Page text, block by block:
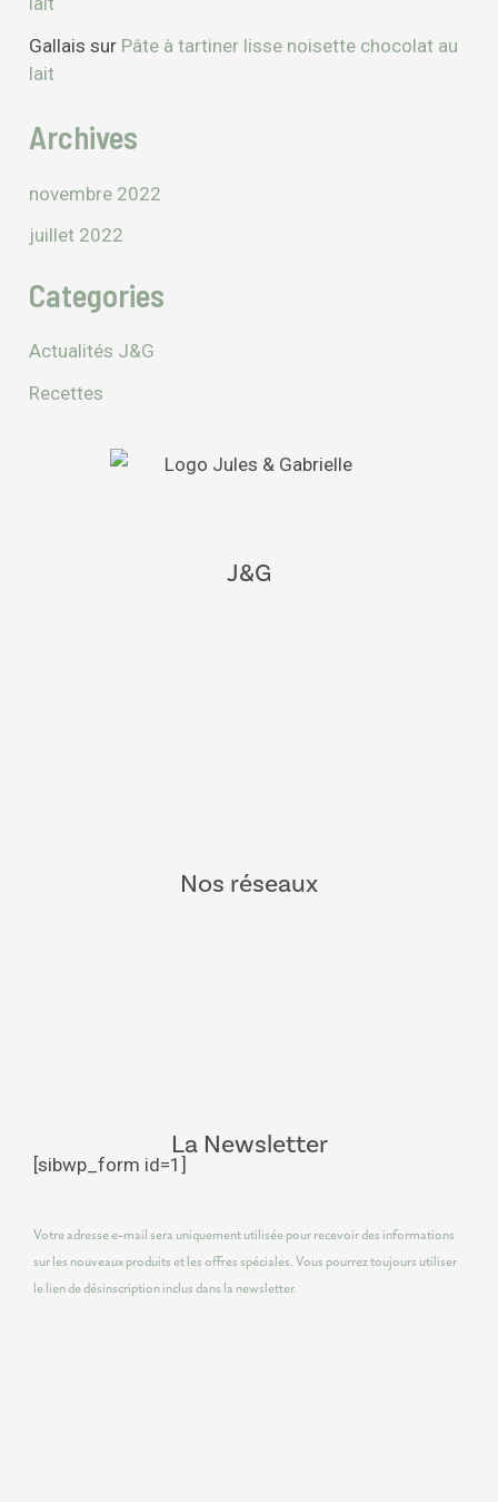
Gallais sur Pâte à tartiner lisse noisette chocolat au
lait
Archives
novembre 2022
juillet 2022
Categories
Actualités J&G
Recettes
J&G
Nos réseaux
La Newsletter
[sibwp_form id=1]
Votre adresse e-mail sera uniquement utilisée pour recevoir des informations
sur les nouveaux produits et les offres spéciales. Vous pourrez toujours utiliser
le lien de désinscription inclus dans la newsletter.